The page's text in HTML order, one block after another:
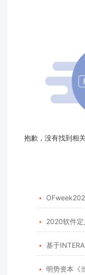
抱歉，没有找到相

 2020软件定
 基于
 明势资本《当